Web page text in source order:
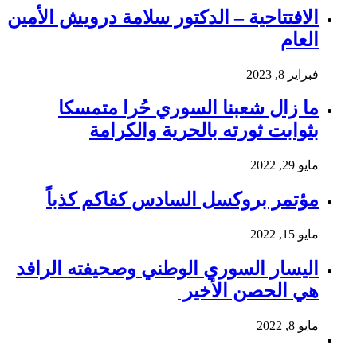
الافتتاحية – الدكتور سلامة درويش الأمين
العام
فبراير 8, 2023
ما زال شعبنا السوري حُرا متمسكا
بثوابت ثورته بالحرية والكرامة
مايو 29, 2022
مؤتمر بروكسل السادس كفاكم كذباً
مايو 15, 2022
اليسار السوري الوطني وصحيفته الرافد
هي الحصن الأخير
مايو 8, 2022